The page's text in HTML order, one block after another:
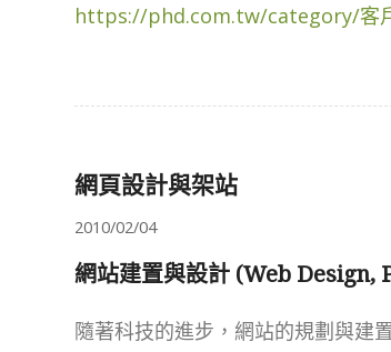
https://phd.com.tw/category/客
網頁設計與架站
2010/02/04
網站建置與設計 (Web
隨著科技的進步，網站的規劃與建